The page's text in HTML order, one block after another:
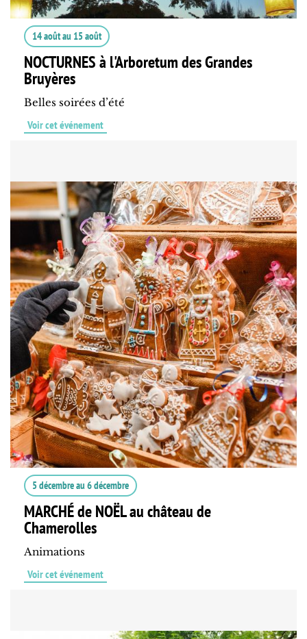
14 aoûtau 15 août
NOCTURNES à l'Arboretum des Grandes
Bruyères
Belles soirées d’été
Voir cet événement
5 décembreau6 décembre
MARCHÉ de NOËL au château de
Chamerolles
Animations
Voir cet événement